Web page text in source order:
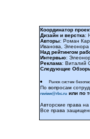
Координатор
Дизайн и верстка:
Авторы: Роман
Иванова,
Над рейтингом
Интервью:
Реклама: Виталий
Следующие
Рынок систем
По вопросам
review@rbc.ru или по
Авторские права
Все права